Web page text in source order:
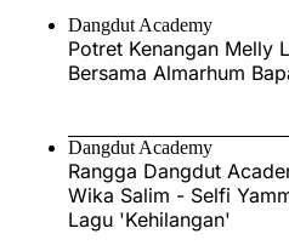
Dangdut Academy
Potret Kenangan Melly
Bersama Almarhum
Dangdut Academy
Rangga Dangdut
Wika Salim - Selfi
Lagu 'Kehilangan'